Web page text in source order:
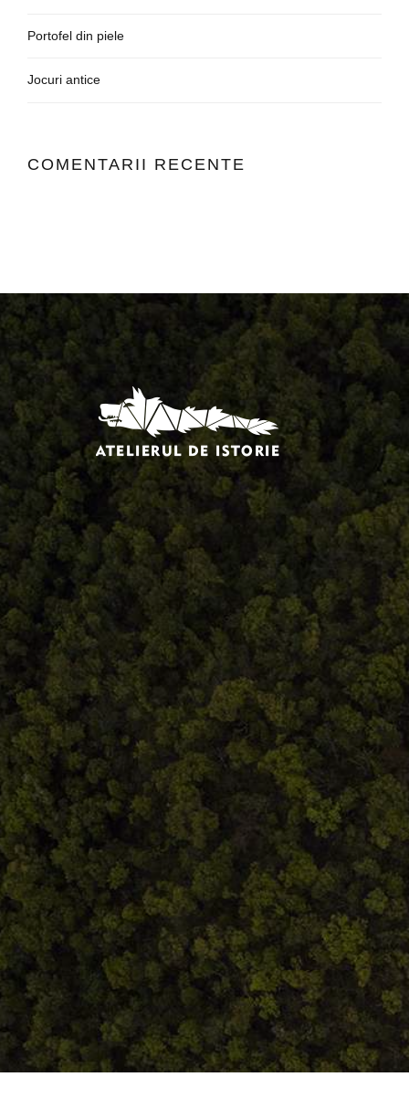
Portofel din piele
Jocuri antice
COMENTARII RECENTE
Comandă, plată, livrare
Întreținere produse
Facebook.com/atelieruldeistorie
Contact@atelieruldeistorie.ro
0748.884.543
Termeni și condiții
ANPC
Home Despre noi Produse
Contact
Termeni și condiții
S.C. Atelierul de istorie SRL
J12/419/2016
CIF 35566674
RO48ROIN4021ZZ6H9WDUW2T2 Salt Bank